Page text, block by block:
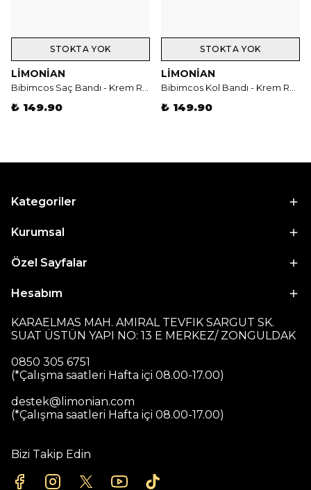
STOKTA YOK
LIMONIAN
₺ 149.90
STOKTA YOK
LIMONIAN
₺ 149.90
Kategoriler
Kurumsal
Özel Sayfalar
Hesabım
KARAELMAS MAH. AMIRAL TEVFIK SARGUT SK.
SUAT ÜSTÜN YAPI NO: 13 E MERKEZ/ ZONGULDAK
0850 305 6751
(*Çalışma saatleri Hafta içi 08.00-17.00)
destek@limonian.com
(*Çalışma saatleri Hafta içi 08.00-17.00)
Bizi Takip Edin